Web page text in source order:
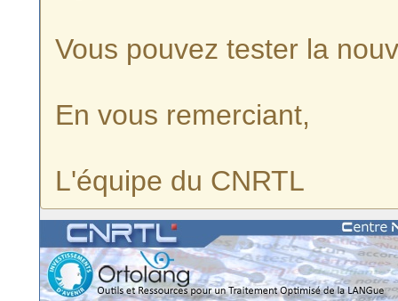
Vous pouvez tester la
En vous remerciant,
L'équipe du CNRTL